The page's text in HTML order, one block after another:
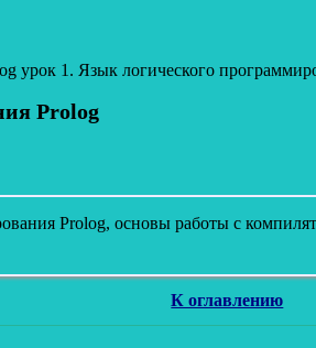
урок 1. Язык логического
Prolog
Prolog, основы работы с
К оглавлению